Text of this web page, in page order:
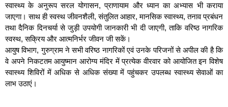
स्वास्थ्य के अनुरूप सरल योगासन, प्राणायाम और ध्यान का अभ्यास भी कराया
जाएगा। साथ ही स्वस्थ जीवनशैली, संतुलित आहार, मानसिक स्वास्थ्य, तनाव प्रबंधन
तथा दैनिक दिनचर्या से जुड़ी उपयोगी जानकारी भी दी जाएगी, ताकि वरिष्ठ नागरिक
स्वस्थ, सक्रिय और आत्मनिर्भर जीवन जी सकें।
आयुष विभाग, गुरुग्राम ने सभी वरिष्ठ नागरिकों एवं उनके परिजनों से अपील की है कि
वे अपने निकटतम आयुष्मान आरोग्य मंदिर में प्रत्येक वीरवार को आयोजित इन विशेष
स्वास्थ्य शिविरों में अधिक से अधिक संख्या में पहुंचकर उपलब्ध स्वास्थ्य सेवाओं का
लाभ उठाएं।